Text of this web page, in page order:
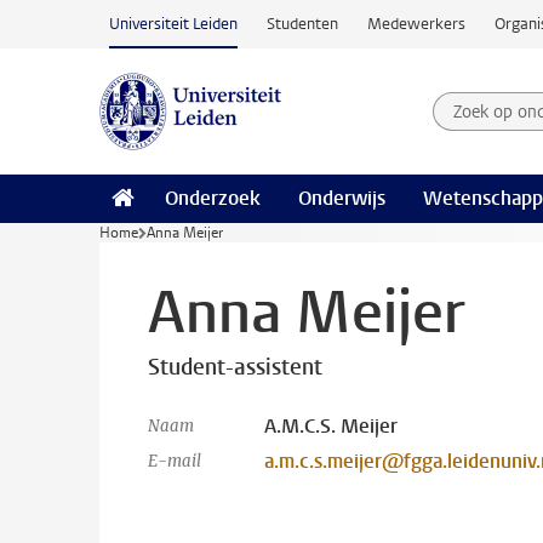
Ga naar hoofdinhoud
Universiteit Leiden Studenten Medewerkers
Zoek op
Zoekterm
Onderzoek Onderwijs
Home Anna Meijer
Anna Meijer
Student-assistent
Naam A.M.C.S. Meijer
E-mail